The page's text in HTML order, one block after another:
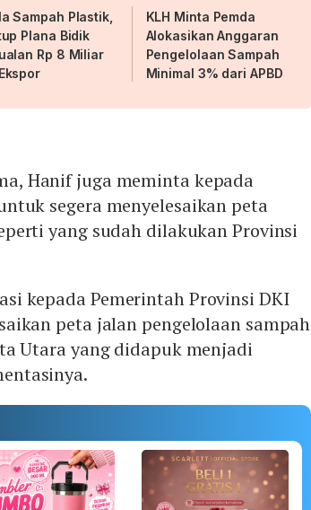
Sampah Plastik,
Plana Bidik
Rp 8 Miliar
KLH Minta Pemda
Alokasikan Anggaran
Pengelolaan Sampah
Minimal 3% dari APBD
Hanif juga meminta kepada
segera menyelesaikan peta
yang sudah dilakukan Provinsi
kepada Pemerintah Provinsi DKI
peta jalan pengelolaan sampah
Utara yang didapuk menjadi